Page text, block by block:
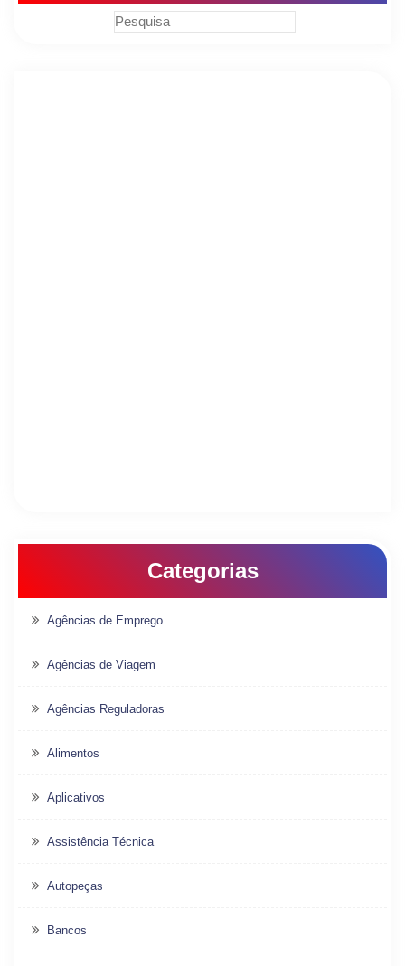
Categorias
Agências de Emprego
Agências de Viagem
Agências Reguladoras
Alimentos
Aplicativos
Assistência Técnica
Autopeças
Bancos